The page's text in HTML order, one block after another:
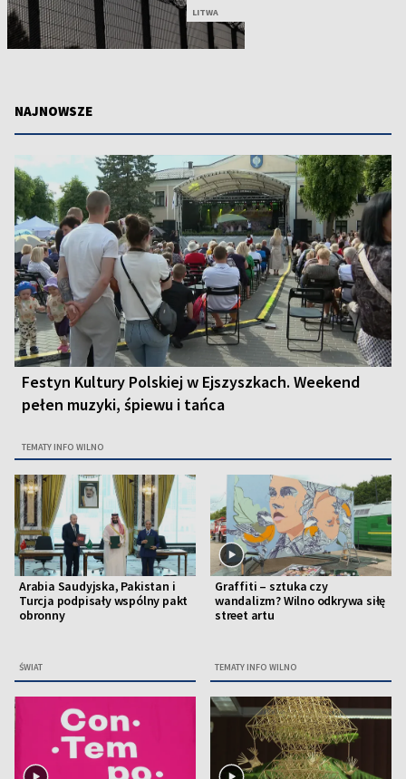
LITWA
NAJNOWSZE
Festyn Kultury Polskiej w Ejszyszkach. Weekend
pełen muzyki, śpiewu i tańca
TEMATY INFO WILNO
Arabia Saudyjska, Pakistan i
Turcja podpisały wspólny pakt
obronny
ŚWIAT
Graffiti – sztuka czy
wandalizm? Wilno odkrywa siłę
street artu
TEMATY INFO WILNO